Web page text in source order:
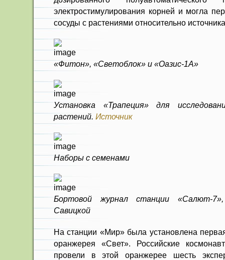
электростимулирования корней и могла
сосуды с растениями относительно
«Фитон», «Светоблок» и «Оазис-1А»
Установка «Трапеция» для
растений. Источник
Наборы с семенами
Бортовой журнал станции «Салют-
Савицкой
На станции «Мир» была установлена
оранжерея «Свет». Российские
провели в этой оранжерее шесть